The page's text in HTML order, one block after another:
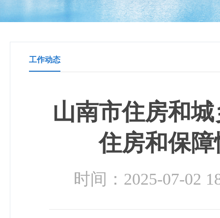
工作动态
山南市住房和
住房和保
时间：2025-07-02